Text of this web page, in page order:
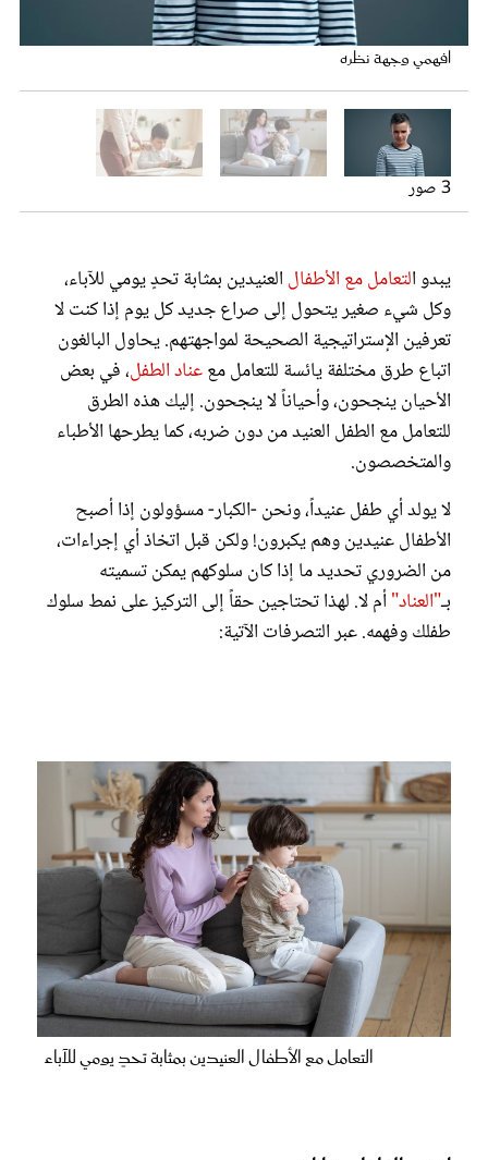
افهمي وجهة نظره
تجاهلي عناده
القليل من المكافأة لا يضر
3 صور
يبدو التعامل مع الأطفال العنيدين بمثابة تحدٍ يومي للآباء،
وكل شيء صغير يتحول إلى صراع جديد كل يوم إذا كنت لا
تعرفين الإستراتيجية الصحيحة لمواجهتهم. يحاول البالغون
اتباع طرق مختلفة يائسة للتعامل مععناد الطفل، في بعض
الأحيان ينجحون، وأحياناً لا ينجحون. إليك هذه الطرق
للتعامل مع الطفل العنيد من دون ضربه، كما يطرحها الأطباء
والمتخصصون.
لا يولد أي طفل عنيداً، ونحن -الكبار- مسؤولون إذا أصبح
الأطفال عنيدين وهم يكبرون! ولكن قبل اتخاذ أي إجراءات،
من الضروري تحديد ما إذا كان سلوكهم يمكن تسميته
بـ"العناد"أم لا. لهذا تحتاجين حقاً إلى التركيز على نمط سلوك
طفلك وفهمه. عبر التصرفات الآتية:
التعامل مع الأطفال العنيدين بمثابة تحدٍ يومي للآباء
مجلة سيدتي
غلاف رفمي